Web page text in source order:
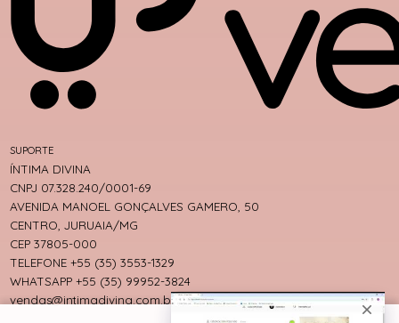
SUPORTE
ÍNTIMA DIVINA
CNPJ 07.328.240/0001-69
AVENIDA MANOEL GONÇALVES GAMERO, 50
CENTRO, JURUAIA/MG
CEP 37805-000
TELEFONE +55 (35) 3553-1329
WHATSAPP +55 (35) 99952-3824
vendas@intimadivina.com.br